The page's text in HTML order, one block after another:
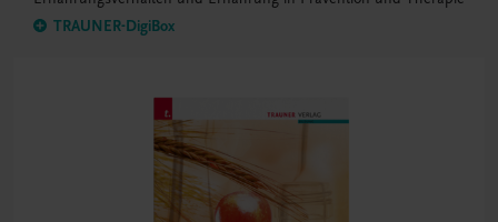
TRAUNER-DigiBox